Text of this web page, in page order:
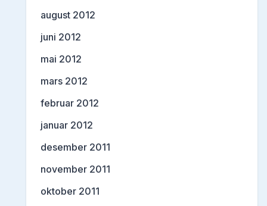
august 2012
juni 2012
mai 2012
mars 2012
februar 2012
januar 2012
desember 2011
november 2011
oktober 2011